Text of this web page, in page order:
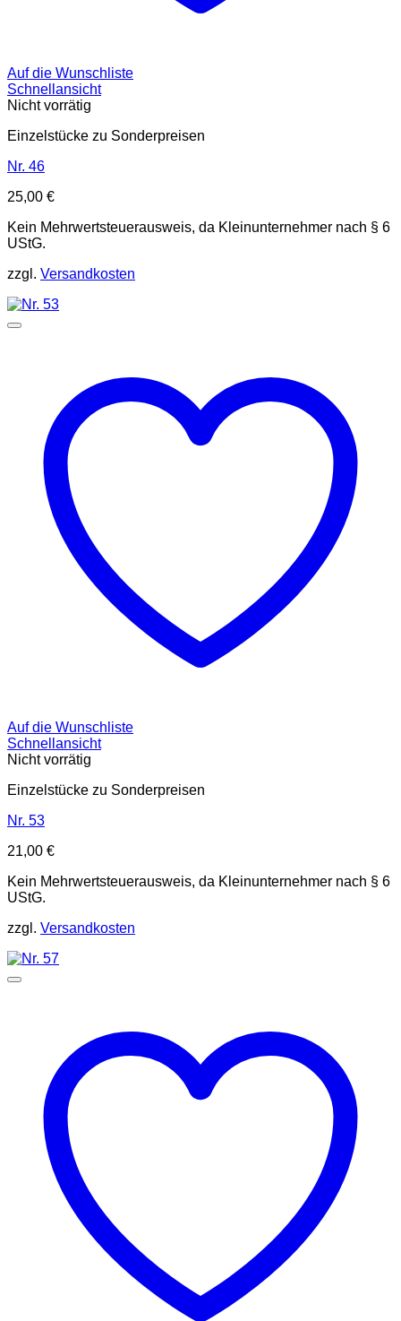
Auf die Wunschliste
Schnellansicht
Nicht vorrätig
Einzelstücke zu Sonderpreisen
Nr. 46
25,00 €
Kein Mehrwertsteuerausweis, da Kleinunternehmer nach § 6
UStG.
zzgl. Versandkosten
Auf die Wunschliste
Schnellansicht
Nicht vorrätig
Einzelstücke zu Sonderpreisen
Nr. 53
21,00 €
Kein Mehrwertsteuerausweis, da Kleinunternehmer nach § 6
UStG.
zzgl. Versandkosten